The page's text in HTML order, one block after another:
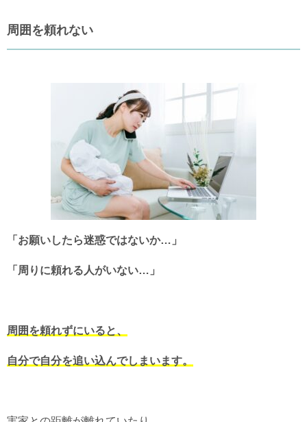
周囲を頼れない
「お願いしたら迷惑ではないか…」
「周りに頼れる人がいない…」
周囲を頼れずにいると、
自分で自分を追い込んでしまいます。